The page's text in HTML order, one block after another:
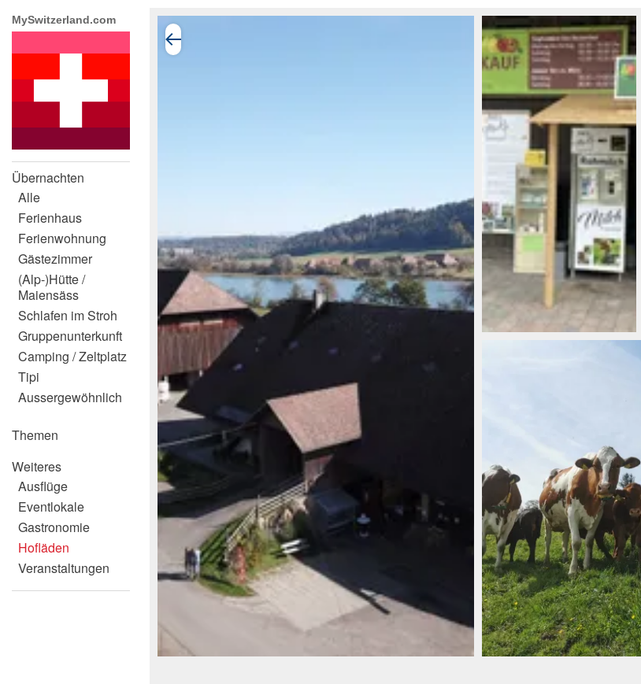
MySwitzerland.com
Übernachten
Alle
Ferienhaus
Ferienwohnung
Gästezimmer
(Alp-)Hütte /
Maiensäss
Schlafen im Stroh
Gruppenunterkunft
Camping / Zeltplatz
Tipi
Aussergewöhnlich
Themen
Weiteres
Ausflüge
Eventlokale
Gastronomie
Hofläden
Veranstaltungen